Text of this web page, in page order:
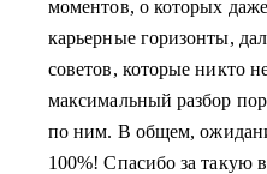
моментов, о которых
карьерные горизонты,
советов, которые никто
максимальный разбор
по ним. В общем,
100%! Спасибо за такую